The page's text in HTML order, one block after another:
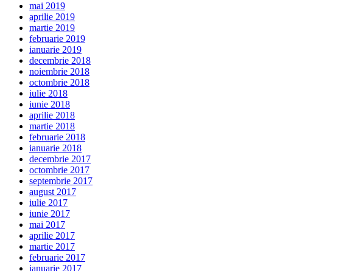
mai 2019
aprilie 2019
martie 2019
februarie 2019
ianuarie 2019
decembrie 2018
noiembrie 2018
octombrie 2018
iulie 2018
iunie 2018
aprilie 2018
martie 2018
februarie 2018
ianuarie 2018
decembrie 2017
octombrie 2017
septembrie 2017
august 2017
iulie 2017
iunie 2017
mai 2017
aprilie 2017
martie 2017
februarie 2017
ianuarie 2017